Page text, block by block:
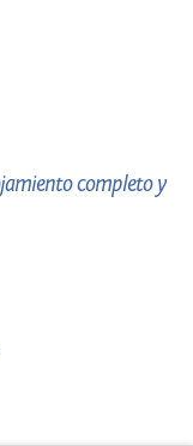
completo y